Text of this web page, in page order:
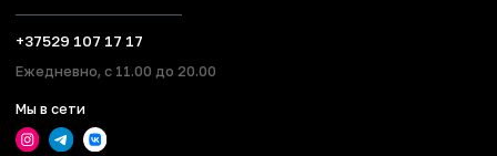
+37529 107 17 17
Ежедневно, с 11.00 до 20.00
Мы в сети